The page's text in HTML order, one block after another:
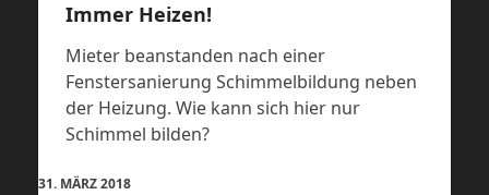
Immer Heizen!
Mieter beanstanden nach einer
Fenstersanierung Schimmelbildung neben
der Heizung. Wie kann sich hier nur
Schimmel bilden?
31. MÄRZ 2018